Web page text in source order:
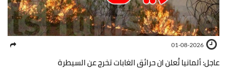
01-08-2026
عاجل: ألمانيا تُعلن ان حرائق الغابات تخرج عن السيطرة